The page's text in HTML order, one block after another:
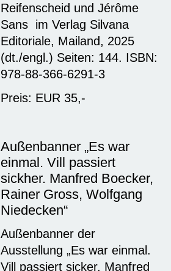
Reifenscheid und Jérôme
Sans im Verlag Silvana
Editoriale, Mailand, 2025
(dt./engl.) Seiten: 144. ISBN:
978-88-366-6291-3
Preis: EUR 35,-
Außenbanner „Es war
einmal. Vill passiert
sickher. Manfred Boecker,
Rainer Gross, Wolfgang
Niedecken“
Außenbanner der
Ausstellung „Es war einmal.
Vill passiert sicker. Manfred